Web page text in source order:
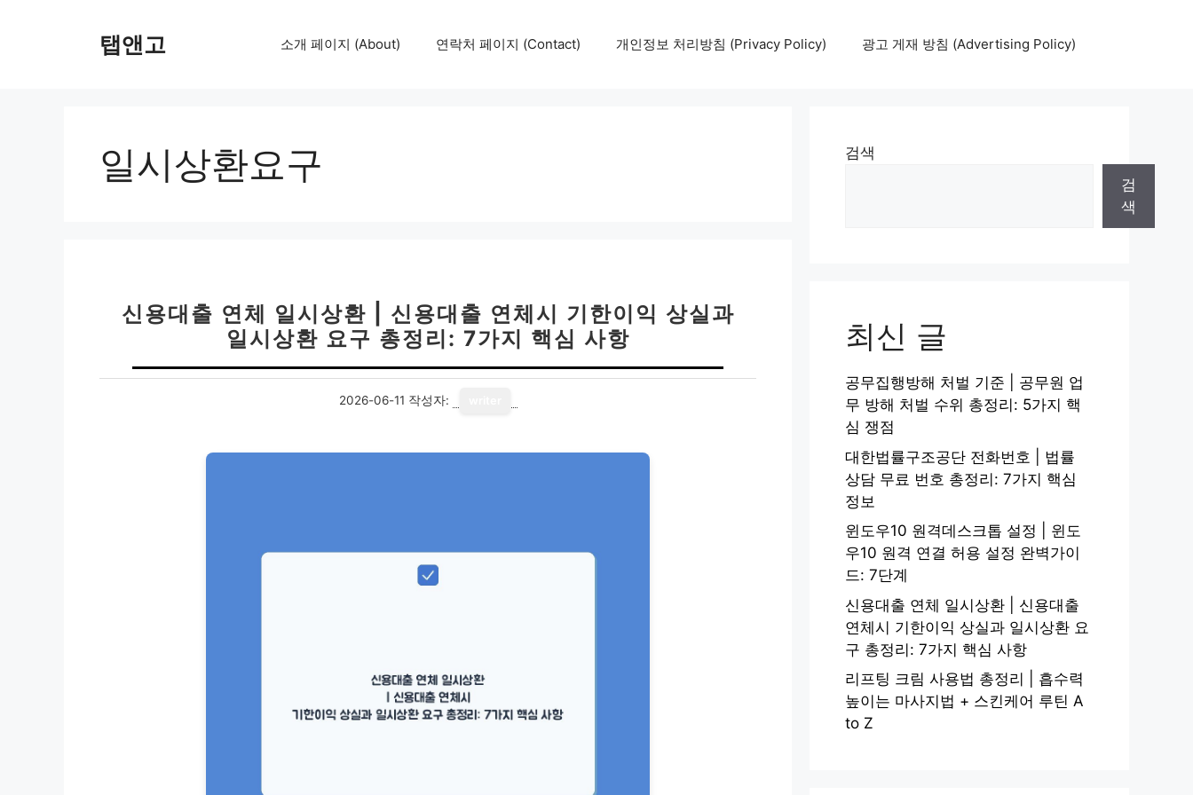
탭앤고 소개 페이지 (About) 연락처 페이지 (Contact) 개인정보 처리방침 (Privacy Policy) 광고 게재 방침 (Advertising Policy)
일시상환요구
신용대출 연체 일시상환 | 신용대출 연체시 기한이익 상실과
일시상환 요구 총정리: 7가지 핵심 사항
2026-06-11 작성자:
검색
검
색
최신 글
공무집행방해 처벌 기준 | 공무원 업
무 방해 처벌 수위 총정리: 5가지 핵
심 쟁점
대한법률구조공단 전화번호 | 법률
상담 무료 번호 총정리: 7가지 핵심
정보
윈도우10 원격데스크톱 설정 | 윈도
우10 원격 연결 허용 설정 완벽가이
드: 7단계
신용대출 연체 일시상환 | 신용대출
연체시 기한이익 상실과 일시상환 요
구 총정리: 7가지 핵심 사항
리프팅 크림 사용법 총정리 | 흡수력
높이는 마사지법 + 스킨케어 루틴 A
to Z